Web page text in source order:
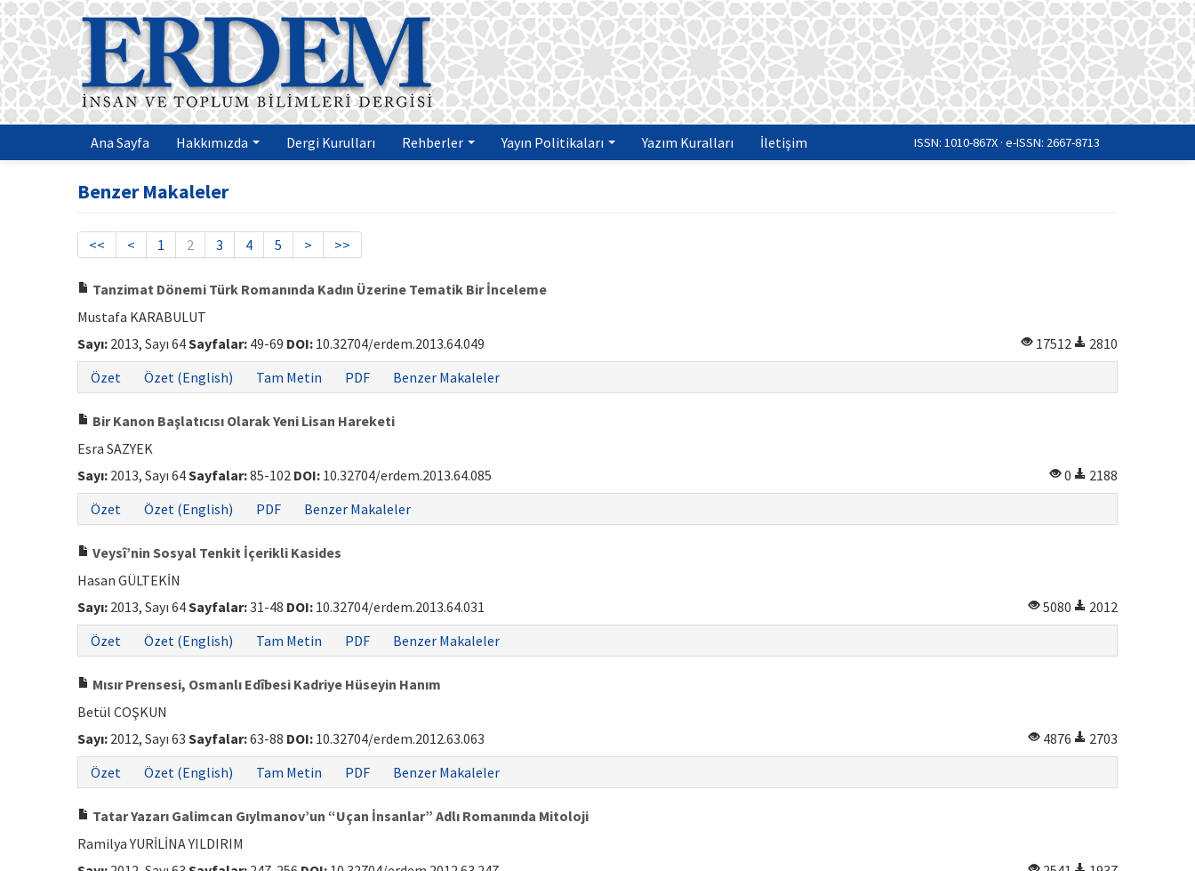
Ana Sayfa Hakkımızda Dergi Kurulları Rehberler Yayın Politikaları Yazım Kuralları İletişim ISSN: 1010-867X · e-ISSN: 2667-8713
Benzer Makaleler
<< < 1 2 3 4 5 > >>
Tanzimat Dönemi Türk Romanında Kadın Üzerine Tematik Bir İnceleme
Mustafa KARABULUT
Sayı: 2013, Sayı 64Sayfalar: 49-69 DOI: 10.32704/erdem.2013.64.049 17512
2810
Özet
Özet (English) Tam Metin PDF Benzer Makaleler
Bir Kanon Başlatıcısı Olarak Yeni Lisan Hareketi
Esra SAZYEK
Sayı: 2013, Sayı 64Sayfalar:85-102 DOI: 10.32704/erdem.2013.64.085 0
2188
Özet
Özet (English) PDF Benzer Makaleler
Veysî’nin Sosyal Tenkit İçerikli Kasides
Hasan GÜLTEKİN
Sayı: 2013, Sayı 64Sayfalar:31-48 DOI: 10.32704/erdem.2013.64.031 5080
2012
Özet
Özet (English) Tam Metin PDF Benzer Makaleler
Mısır Prensesi, Osmanlı Edîbesi Kadriye Hüseyin Hanım
Betül COŞKUN
Sayı: 2012, Sayı 63 Sayfalar:63-88 DOI: 10.32704/erdem.2012.63.063 4876
2703
Özet
Özet (English) Tam Metin PDF Benzer Makaleler
Tatar Yazarı Galimcan Gıylmanov’un “Uçan İnsanlar” Adlı Romanında Mitoloji
Ramilya YURİLİNA YILDIRIM